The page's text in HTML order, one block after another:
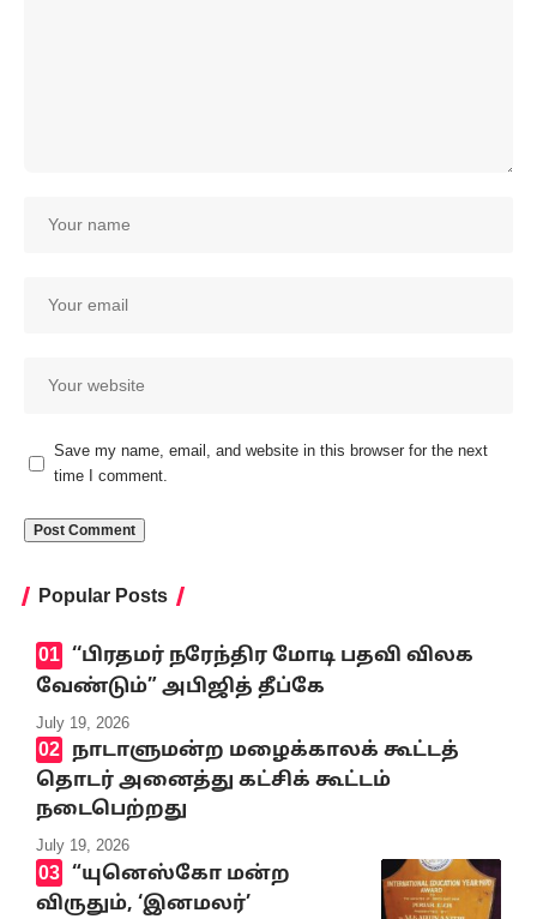
Save my name, email, and website in this browser for the next
time I comment.
Popular Posts
‘‘பிரதமர் நரேந்திர மோடி பதவி விலக
வேண்டும்” அபிஜித் தீப்கே
July 19, 2026
நாடாளுமன்ற மழைக்காலக் கூட்டத்
தொடர் அனைத்து கட்சிக் கூட்டம்
நடைபெற்றது
July 19, 2026
“யுனெஸ்கோ மன்ற
விருதும், ‘இனமலர்’